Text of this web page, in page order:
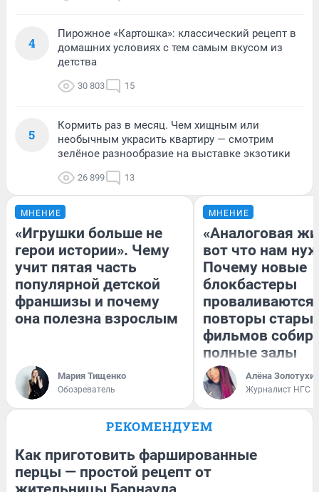
4
Пирожное «Картошка»: классический рецепт в
домашних условиях с тем самым вкусом из
детства
30 803 15
5
Кормить раз в месяц. Чем хищным или
необычным украсить квартиру — смотрим
зелёное разнообразие на выставке экзотики
26 899 13
МНЕНИЕ
«Игрушки больше не
герои истории». Чему
учит пятая часть
популярной детской
франшизы и почему
она полезна взрослым
Мария Тищенко
Обозреватель
МНЕНИЕ
«Аналоговая
вот что нам
Почему новые
блокбастеры
повторы
фильмов
полные залы
Алёна
Журналист НГС
РЕКОМЕНДУЕМ
Как приготовить фаршированные
перцы — простой рецепт от